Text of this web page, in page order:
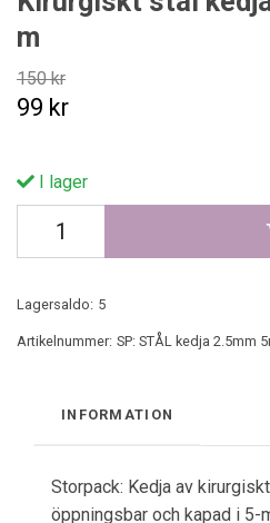
m
150 kr
99 kr
I lager
Lagersaldo: 5
Artikelnummer: SP: STÅL kedja 2.5mm
INFORMATION
Storpack: Kedja av
öppningsbar och kapad i 5-